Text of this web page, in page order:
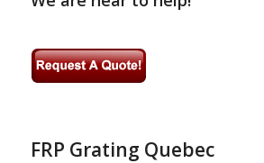
FRP Grating Quebec